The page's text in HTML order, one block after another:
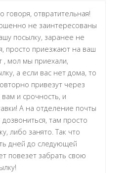
говоря, отвратительная!
не заинтересованы
посылку, заранее не
просто приезжают на ваш
, мол мы приехали,
а если вас нет дома, то
привезут через
и срочность, и
А на отделение почты
там просто
либо занято. Так что
дней до следующей
повезет забрать свою